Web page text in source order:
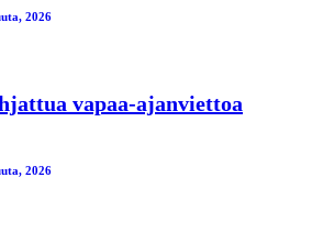
2026
vapaa-ajanviettoa
2026